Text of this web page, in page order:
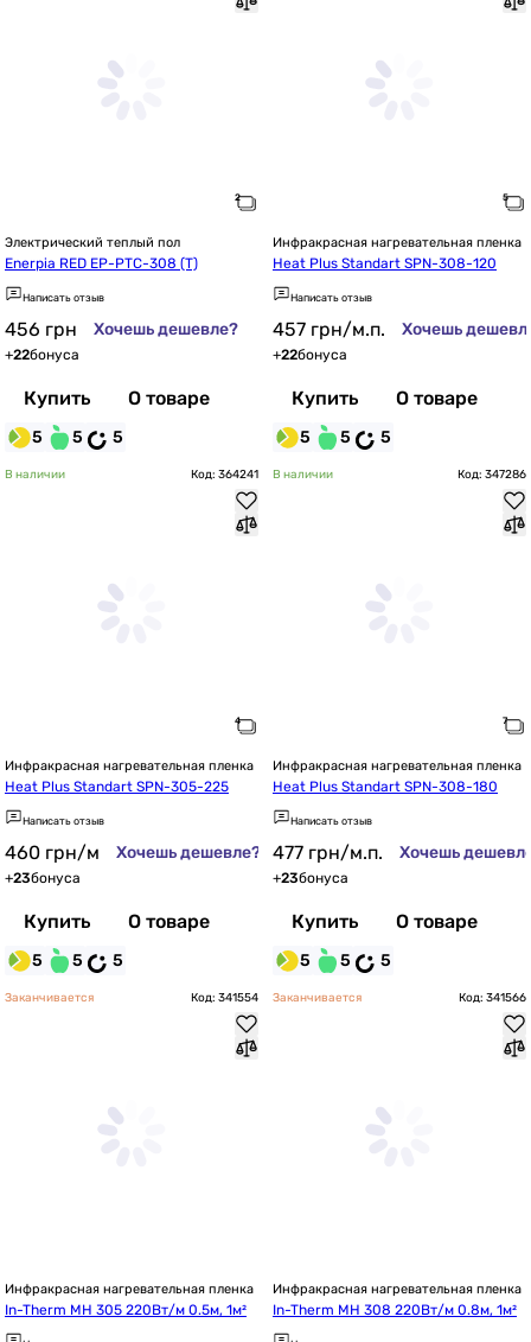
Электрический теплый пол
Enerpia RED EP-PTC-308 (T)
Написать отзыв
456 грн Хочешь дешевле?
+22бонуса
Купить О товаре
5 5 5
Инфракрасная нагревательная пленка
Heat Plus Standart SPN-308-120
Написать отзыв
457 грн/м.п. Хочешь
+22бонуса
Купить О товаре
5 5 5
В наличии Код: 364241
Инфракрасная нагревательная пленка
Heat Plus Standart SPN-305-225
Написать отзыв
460 грн/м Хочешь дешевле?
+23бонуса
Купить О товаре
5 5 5
В наличии Код: 347286
Инфракрасная нагревательная пленка
Heat Plus Standart SPN-308-180
Написать отзыв
477 грн/м.п. Хочешь
+23бонуса
Купить О товаре
5 5 5
Заканчивается Код: 341554
Инфракрасная нагревательная пленка
In-Therm MH 305 220Вт/м 0.5м, 1м²
Заканчивается Код: 341566
Инфракрасная нагревательная пленка
In-Therm MH 308 220Вт/м 0.8м, 1м²